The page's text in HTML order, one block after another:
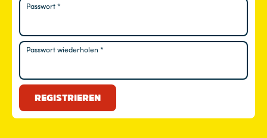
Passwort*
Passwort wiederholen *
REGISTRIEREN